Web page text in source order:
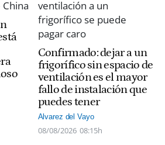
Confirmado: dejar a un
frigorífico sin espacio de
ventilación es el mayor
fallo de instalación que
puedes tener
Alvarez del Vayo
08/08/2026 08:15h